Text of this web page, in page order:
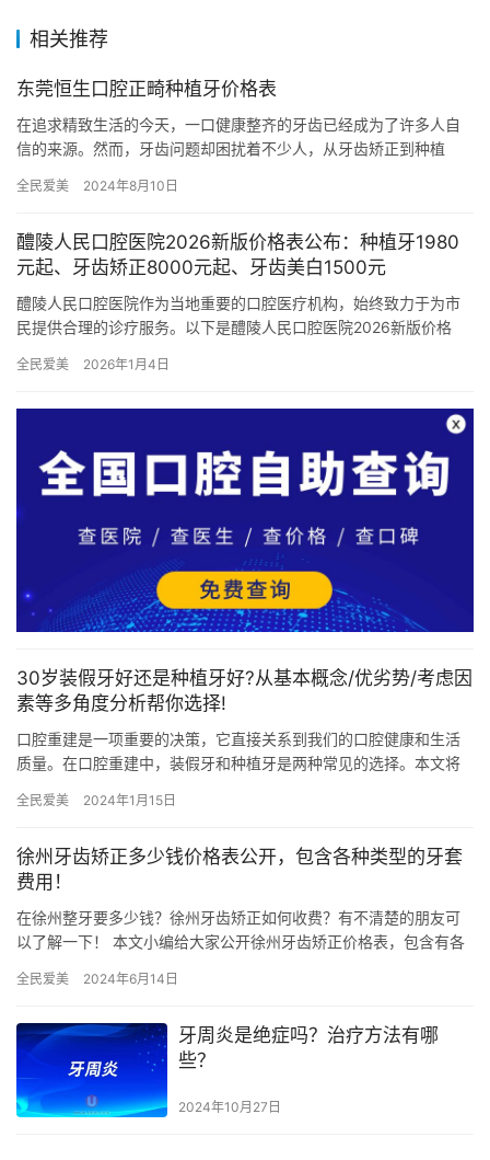
相关推荐
东莞恒生口腔正畸种植牙价格表
在追求精致生活的今天，一口健康整齐的牙齿已经成为了许多人自
信的来源。然而，牙齿问题却困扰着不少人，从牙齿矫正到种植
型私立连…
全民爱美 2024年8月10日
醴陵人民口腔医院2026新版价格表公布：种植牙1980
元起、牙齿矫正8000元起、牙齿美白1500元
醴陵人民口腔医院作为当地重要的口腔医疗机构，始终致力于为市
民提供合理的诊疗服务。以下是醴陵人民口腔医院2026新版价格
全民爱美 2026年1月4日
30岁装假牙好还是种植牙好?从基本概念/优劣势/考虑因
素等多角度分析帮你选择!
口腔重建是一项重要的决策，它直接关系到我们的口腔健康和生活
质量。在口腔重建中，装假牙和种植牙是两种常见的选择。本文将
读者做…
全民爱美 2024年1月15日
徐州牙齿矫正多少钱价格表公开，包含各种类型的牙套
费用！
在徐州整牙要多少钱？徐州牙齿矫正如何收费？有不清楚的朋友可
以了解一下！ 本文小编给大家公开徐州牙齿矫正价格表，包含有各
套，儿…
全民爱美 2024年6月14日
牙周炎是绝症吗？治疗方法有哪
些？
2024年10月27日